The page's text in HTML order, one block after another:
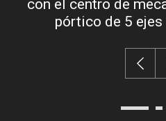
con el centro de
pórtico de 5